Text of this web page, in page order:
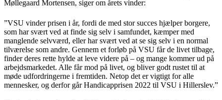
Møllegaard Mortensen, siger om årets vinder:
”VSU vinder prisen i år, fordi de med stor succes hjælper borgere,
som har svært ved at finde sig selv i samfundet, kæmper med
manglende selvværd, eller har svært ved at se sig selv i en normal
tilværelse som andre. Gennem et forløb på VSU får de livet tilbage,
finder deres rette hylde at leve videre på – og mange kommer ud på
arbejdsmarkedet. Alle får mod på livet, og bliver godt rustet til at
møde udfordringerne i fremtiden. Netop det er vigtigt for alle
mennesker, og derfor går Handicapprisen 2022 til VSU i Hillerslev.”